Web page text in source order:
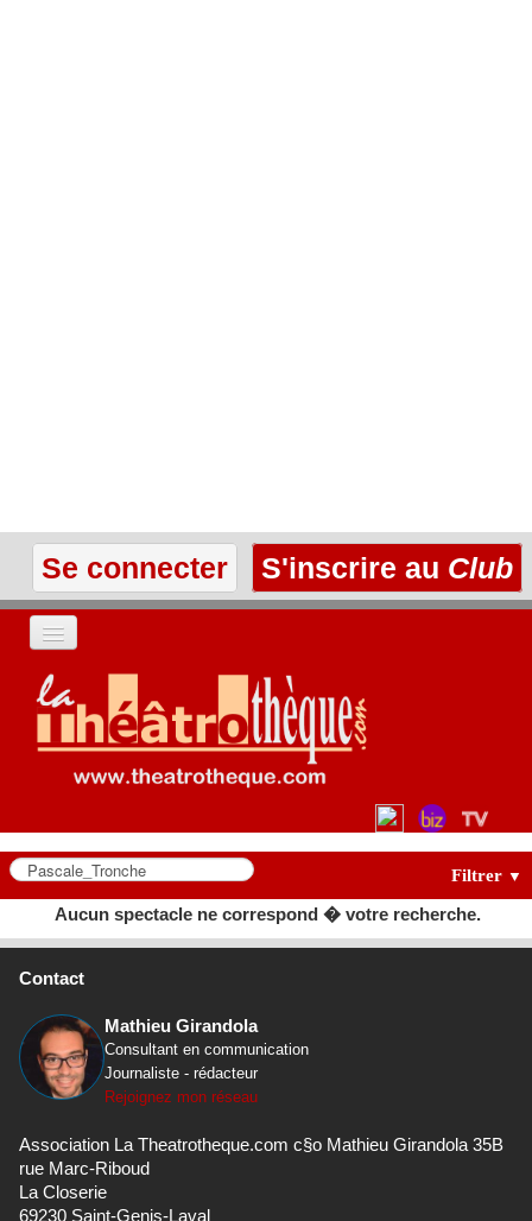
Se connecter S'inscrire au Club
ACCUEIL
LES TEXTES
LES ANNONCES
LE CLUB
Filtrer ▼
Aucun spectacle ne correspond � votre recherche.
Contact
Mathieu Girandola
Consultant en communication
Journaliste - rédacteur
Rejoignez mon réseau
Association La Theatrotheque.com c§o Mathieu Girandola 35B
rue Marc-Riboud
La Closerie
69230 Saint-Genis-Laval